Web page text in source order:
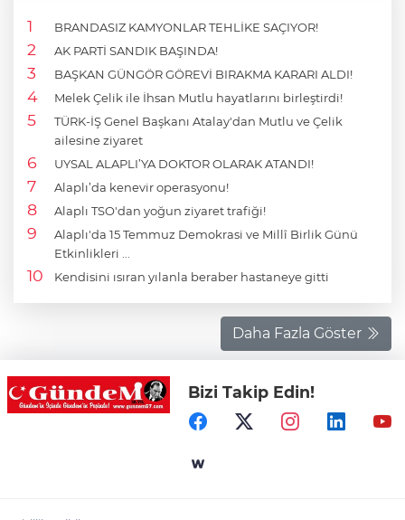
BRANDASIZ KAMYONLAR TEHLİKE SAÇIYOR!
AK PARTİ SANDIK BAŞINDA!
BAŞKAN GÜNGÖR GÖREVİ BIRAKMA KARARI ALDI!
Melek Çelik ile İhsan Mutlu hayatlarını birleştirdi!
TÜRK-İŞ Genel Başkanı Atalay'dan Mutlu ve Çelik
ailesine ziyaret
UYSAL ALAPLI’YA DOKTOR OLARAK ATANDI!
Alaplı’da kenevir operasyonu!
Alaplı TSO'dan yoğun ziyaret trafiği!
Alaplı'da 15 Temmuz Demokrasi ve Millî Birlik Günü
Etkinlikleri ...
Kendisini ısıran yılanla beraber hastaneye gitti
Daha Fazla Göster
Bizi Takip Edin!